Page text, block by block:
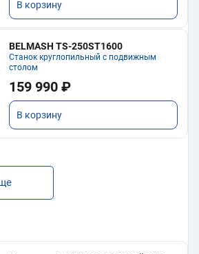
В корзину
BELMASH TS-250ST1600
Станок круглопильный с подвижным
столом
159 990 ₽
В корзину